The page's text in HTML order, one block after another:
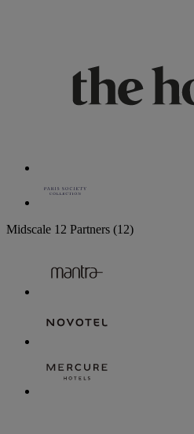
Midscale 12 Partners (12)